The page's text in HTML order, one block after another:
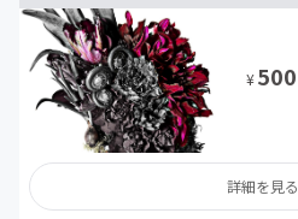
¥500
詳細を見る